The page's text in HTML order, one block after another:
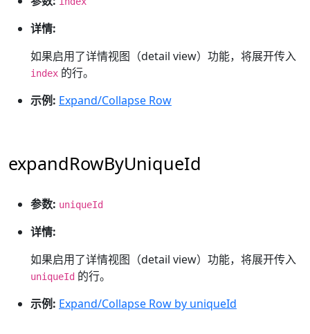
详情:
如果启用了详情视图（detail view）功能，将展开传入
index 的行。
示例: Expand/Collapse Row
expandRowByUniqueId
参数: uniqueId
详情:
如果启用了详情视图（detail view）功能，将展开传入
uniqueId 的行。
示例: Expand/Collapse Row by uniqueId